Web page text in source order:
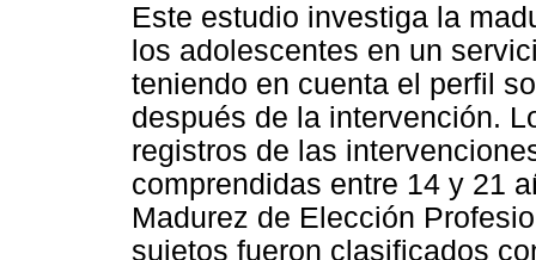
Este estudio investiga la
los adolescentes en un
teniendo en cuenta el perfil
después de la intervención.
registros de las
comprendidas entre 14 y 21
Madurez de Elección
sujetos fueron clasificados